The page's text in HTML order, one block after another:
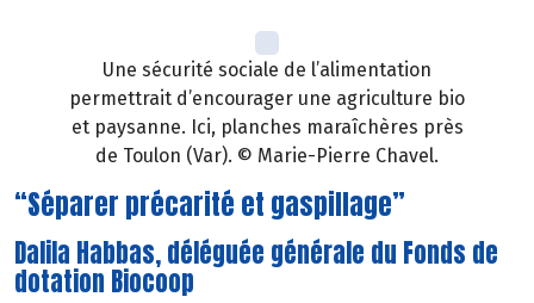
Une sécurité sociale de l’alimentation
permettrait d’encourager une agriculture bio
et paysanne. Ici, planches maraîchères près
de Toulon (Var). © Marie-Pierre Chavel.
“Séparer précarité et gaspillage”
Dalila Habbas, déléguée générale du Fonds de
dotation Biocoop